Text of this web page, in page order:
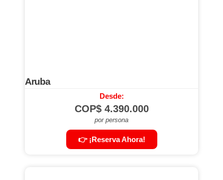
Aruba
Desde:
COP$4.390.000
por persona
👉 ¡Reserva Ahora!